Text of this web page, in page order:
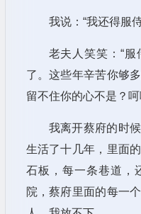
我说：“我还得服
老夫人笑笑：“服
了。这些年辛苦你够
留不住你的心不是？
我离开蔡府的时
生活了十几年，里面
石板，每一条巷道，
院，蔡府里面的每一